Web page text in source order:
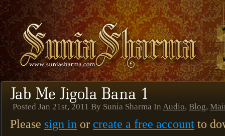
Posted Jan 21st, 2011 By Sunia Sharma In Audio, Blog,
Please sign in or create a free account to